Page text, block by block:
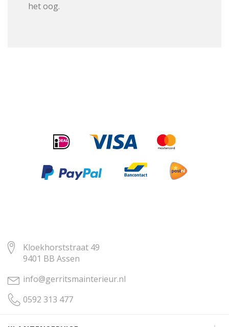
het oog.
Kloekhorststraat 49
9401 BB Assen
info@gerritsmainterieur.nl
0592 313 477